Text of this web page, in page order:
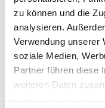
zu können und die
analysieren.
Verwendung unserer
soziale Medien,
Partner führen diese
weiteren Daten
Konzeption,
Download im
FN-
Printversion